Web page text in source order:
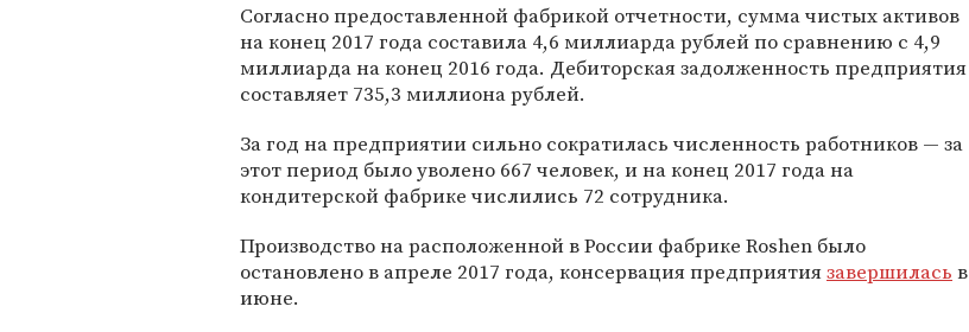
Согласно предоставленной фабрикой отчетности, сумма чистых активов
на конец 2017 года составила 4,6 миллиарда рублей по сравнению с 4,9
миллиарда на конец 2016 года. Дебиторская задолженность предприятия
составляет 735,3 миллиона рублей.
За год на предприятии сильно сократилась численность работников — за
этот период было уволено 667 человек, и на конец 2017 года на
кондитерской фабрике числились 72 сотрудника.
Производство на расположенной в России фабрике Roshen было
остановлено в апреле 2017 года, консервация предприятиязавершилась в
июне.